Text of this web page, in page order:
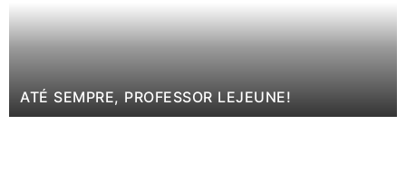
ATÉ SEMPRE, PROFESSOR LEJEUNE!